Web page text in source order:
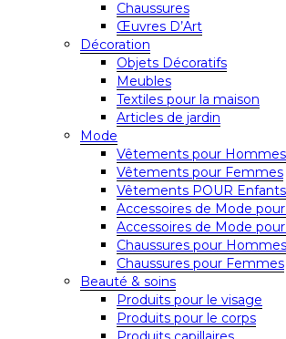
Chaussures
Œuvres D’Art
Décoration
Objets Décoratifs
Meubles
Textiles pour la maison
Articles de jardin
Mode
Vêtements pour Hommes
Vêtements pour Femmes
Vêtements POUR Enfants
Accessoires de Mode
Accessoires de Mode
Chaussures pour Hommes
Chaussures pour Femmes
Beauté & soins
Produits pour le visage
Produits pour le corps